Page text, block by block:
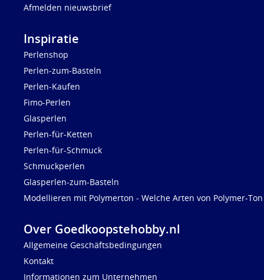
Afmelden nieuwsbrief
Inspiratie
Perlenshop
Perlen-zum-Basteln
Perlen-Kaufen
Fimo-Perlen
Glasperlen
Perlen-für-Ketten
Perlen-für-Schmuck
Schmuckperlen
Glasperlen-zum-Basteln
Modellieren mit Polymerton - Welche Arten von Polymer-
Over Goedkoopstehobby.nl
Allgemeine Geschäftsbedingungen
Kontakt
Informationen zum Unternehmen